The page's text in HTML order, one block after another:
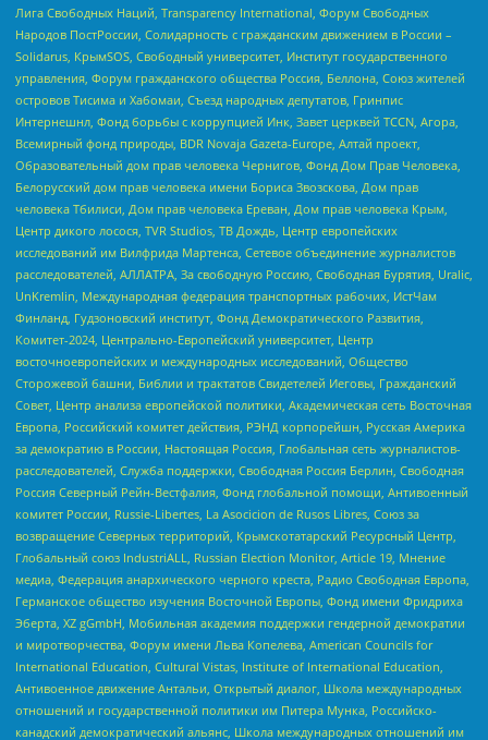
Лига Свободных Наций, Transparеncy International, Форум Свободных
Народов ПостРоссии, Солидарность с гражданским движением в России –
Solidarus, КрымSOS, Свободный университет, Институт государственного
управления, Форум гражданского общества Россия, Беллона, Союз жителей
островов Тисима и Хабомаи, Съезд народных депутатов, Гринпис
Интернешнл, Фонд борьбы с коррупцией Инк, Завет церквей TCCN, Агора,
Всемирный фонд природы, BDR Novaja Gazeta-Europe, Алтай проект,
Образовательный дом прав человека Чернигов, Фонд Дом Прав Человека,
Белорусский дом прав человека имени Бориса Звозскова, Дом прав
человека Тбилиси, Дом прав человека Ереван, Дом прав человека Крым,
Центр дикого лосося, TVR Studios, ТВ Дождь, Центр европейских
исследований им Вилфрида Мартенса, Сетевое объединение журналистов
расследователей, АЛЛАТРА, За свободную Россию, Свободная Бурятия, Uralic,
UnKremlin, Международная федерация транспортных рабочих, ИстЧам
Финланд, Гудзоновский институт, Фонд Демократического Развития,
Комитет-2024, Центрально-Европейский университет, Центр
восточноевропейских и международных исследований, Общество
Сторожевой башни, Библии и трактатов Свидетелей Иеговы, Гражданский
Совет, Центр анализа европейской политики, Академическая сеть Восточная
Европа, Российский комитет действия, РЭНД корпорейшн, Русская Америка
за демократию в России, Настоящая Россия, Глобальная сеть журналистов-
расследователей, Служба поддержки, Свободная Россия Берлин, Свободная
Россия Северный Рейн-Вестфалия, Фонд глобальной помощи, Антивоенный
комитет России, Russie-Libertes, La Asocicion de Rusos Libres, Союз за
возвращение Северных территорий, Крымскотатарский Ресурсный Центр,
Глобальный союз IndustriALL, Russian Election Monitor, Article 19, Мнение
медиа, Федерация анархического черного креста, Радио Свободная Европа,
Германское общество изучения Восточной Европы, Фонд имени Фридриха
Эберта, XZ gGmbH, Мобильная академия поддержки гендерной демократии
и миротворчества, Форум имени Льва Копелева, American Councils for
International Education, Cultural Vistas, Institute of International Education,
Антивоенное движение Антальи, Открытый диалог, Школа международных
отношений и государственной политики им Питера Мунка, Российско-
канадский демократический альянс, Школа международных отношений им